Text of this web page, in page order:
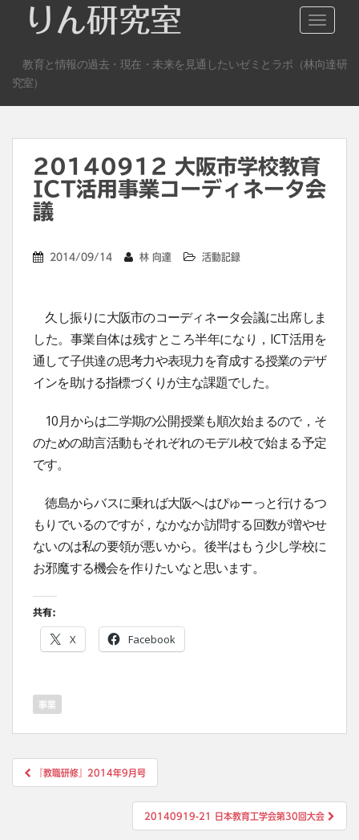
o
りん研究室
教育と情報の過去・現在・未来を見通したいゼミとラボ（林向達研
究室）
20140912 大阪市学校教育
ICT活用事業コーディネータ会
議
2014/09/14 林 向達 活動記録
久し振りに大阪市のコーディネータ会議に出席しま
した。事業自体は残すところ半年になり，ICT活用を
通して子供達の思考力や表現力を育成する授業のデザ
インを助ける指標づくりが主な課題でした。
10月からは二学期の公開授業も順次始まるので，そ
のための助言活動もそれぞれのモデル校で始まる予定
です。
徳島からバスに乗れば大阪へはぴゅーっと行けるつ
もりでいるのですが，なかなか訪問する回数が増やせ
ないのは私の要領が悪いから。後半はもう少し学校に
お邪魔する機会を作りたいなと思います。
共有:
X Facebook
事業
投
稿
『教職研修』2014年9月号
20140919-21 日本教育工学会第30回大会